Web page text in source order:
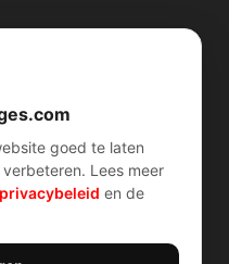
Duikers horloges
goed te laten
Lees meer
privacybeleid en de